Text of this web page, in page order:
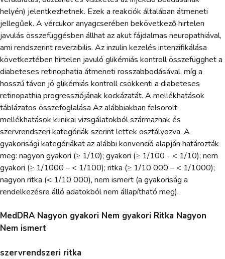
helyén) jelentkezhetnek. Ezek a reakciók általában átmeneti
jellegűek. A vércukor anyagcserében bekövetkező hirtelen
javulás összefüggésben állhat az akut fájdalmas neuropathiával,
ami rendszerint reverzibilis. Az inzulin kezelés intenzifikálása
következtében hirtelen javuló glikémiás kontroll összefügghet a
diabeteses retinophatia átmeneti rosszabbodásával, míg a
hosszú távon jó glikémiás kontroll csökkenti a diabeteses
retinopathia progressziójának kockázatát. A mellékhatások
táblázatos összefoglalása Az alábbiakban felsorolt
mellékhatások klinikai vizsgálatokból származnak és
szervrendszeri kategóriák szerint lettek osztályozva. A
gyakorisági kategóriákat az alábbi konvenció alapján határozták
meg: nagyon gyakori (≥ 1/10); gyakori (≥ 1/100 - < 1/10); nem
gyakori (≥ 1/1000 – < 1/100); ritka (≥ 1/10 000 – < 1/1000);
nagyon ritka (< 1/10 000), nem ismert (a gyakoriság a
rendelkezésre álló adatokból nem állapítható meg).
MedDRA Nagyon gyakori Nem gyakori Ritka Nagyon
Nem ismert
szervrendszeri ritka